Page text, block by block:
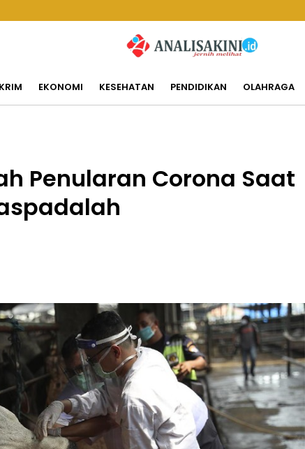
EKONOMI KESEHATAN PENDIDIKAN OLAHRAGA
Penularan Corona Saat